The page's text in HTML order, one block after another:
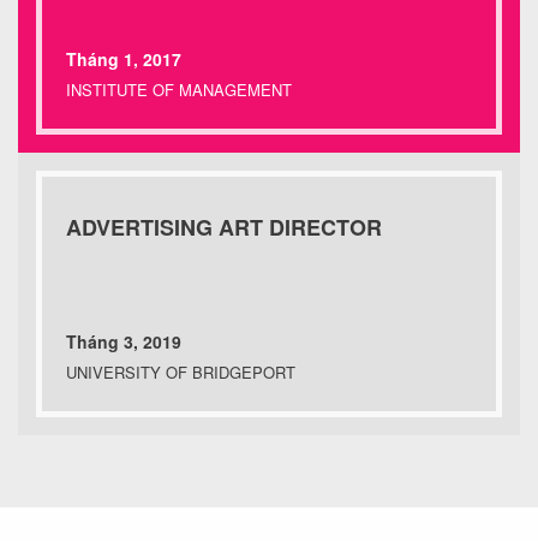
Tháng 1, 2017
INSTITUTE OF MANAGEMENT
ADVERTISING ART DIRECTOR
Tháng 3, 2019
UNIVERSITY OF BRIDGEPORT